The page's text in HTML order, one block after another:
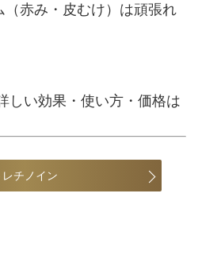
赤み・皮むけ）は頑張れ
しい効果・使い方・価格は
レチノイン